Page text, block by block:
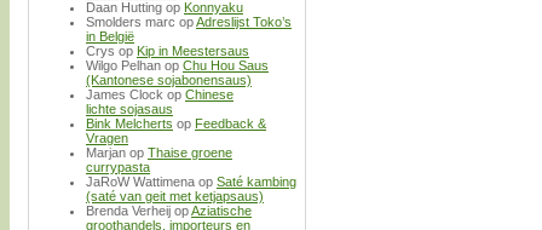
Daan Hutting op Konnyaku
Smolders marc opAdreslijst Toko’s
in België
Crys op Kip in Meestersaus
Wilgo Pelhan op Chu Hou Saus
(Kantonese sojabonensaus)
James Clock op Chinese
lichte sojasaus
Bink Melcherts op Feedback &
Vragen
Marjan op Thaise groene
currypasta
JaRoW Wattimena op Saté kambing
(saté van geit met ketjapsaus)
Brenda Verheij opAziatische
groothandels, importeurs en